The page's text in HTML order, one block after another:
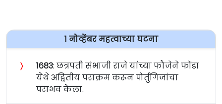
१ नोव्हेंबर महत्वाच्या घटना
〉 १६८३: छत्रपती संभाजी राजे यांच्या फौजेने फोंडा
येथे अद्वितीय पराक्रम करून पोर्तुगिजांचा
पराभव केला.